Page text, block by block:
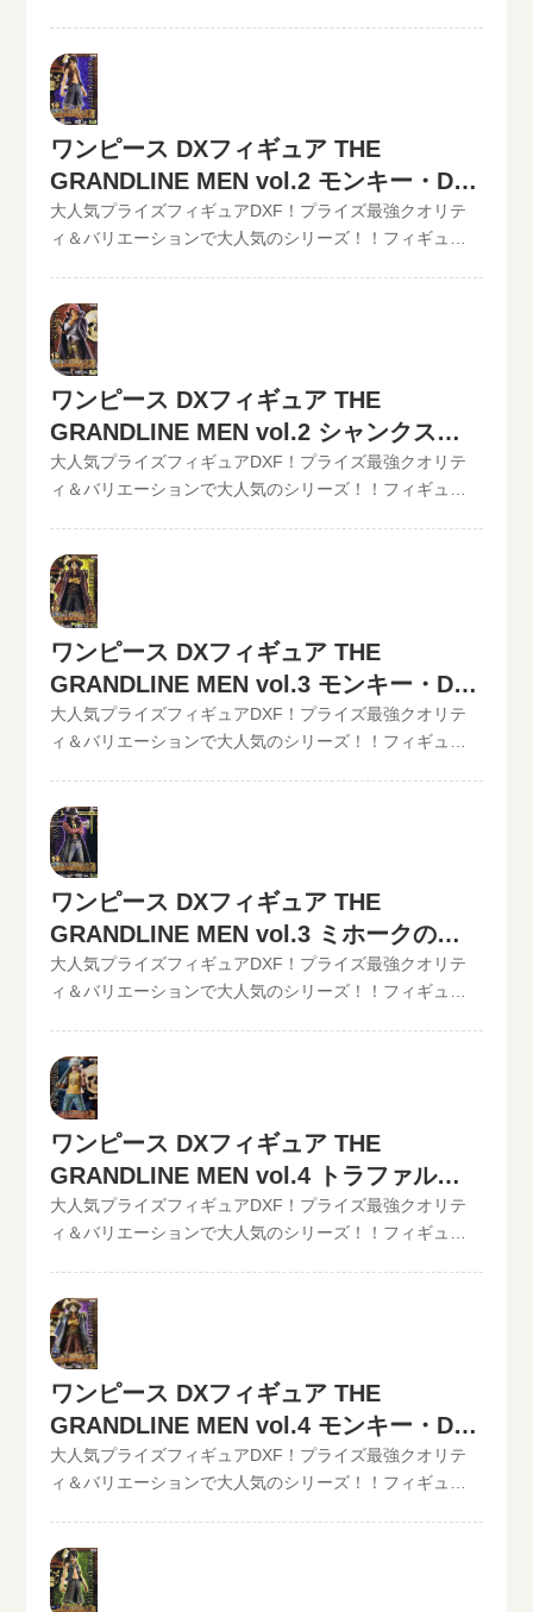
封）ご入力いただけます。下記のような入力方法でも仮
買取査定が可能です。といまる。開催中の買取キャンペ
ーン情報
現。ベルトやナイフ等の小物に至るまで細やかな彩色を
施しています。 この他のワンピースDXフィギュアの最新
買取価格はコチラから↓その他【POP】【フィギュアーツ
ZERO】など、ワンピースフィギュア買取価格はコチラか
ら↓かんたん買取査定の仮買取査定金額に納得したら、無
料宅配キット申し込みフォームからお申込みください。
といまるから送料無料の宅配キットが届いたら、ダンボ
域は、日本全国どこからでもお買取り可能です！買取査
定価格の振込手数料など全て無料です。JANコード入力で
更に具体的な金額が分かります。かんたん買取査定はJAN
コードのみでの仮買取査定可能!!状態も（開封品or未開
封）ご入力いただけます。下記のような入力方法でも仮
買取査定が可能です。といまる。開催中の買取キャンペ
取中！！2022/06/07更新！《現在、各買取価格表の更新
が遅れているものがありますが、ご依頼頂いた買取査定
は全て最新の相場で改めて買取査定致しますのでご安心
ください。》ワンピース DXフィギュア THE
GRANDLINE MEN vol.1 モンキー・D・ルフィ現在の買取
価格は1,000円（未開封の場合）リアルなディテールを追
求し、キャラクターの男らしさを表現した 「組立式DXフ
感じさせます。服の色も渋めに彩色 この他のワンピース
DXフィギュアの最新買取価格はコチラから↓その他
【POP】【フィギュアーツZERO】など、ワンピースフィ
ギュア買取価格はコチラから↓かんたん買取査定の仮買取
査定金額に納得したら、無料宅配キット申し込みフォー
ムからお申込みください。といまるから送料無料の宅配
キットが届いたら、ダンボールに商品を詰めて、送るだ
れます！宅配買取可能地域は、日本全国どこからでもお
買取り可能です！買取査定価格の振込手数料など全て無
料です。JANコード入力で更に具体的な金額が分かりま
す。かんたん買取査定はJANコードのみでの仮買取査定可
能!!状態も（開封品or未開封）ご入力いただけます。下記
のような入力方法でも仮買取査定が可能です。といま
ワンピース DXフィギュア THE
GRANDLINE MEN vol.2 モンキー・D・
ルフィの買取価格
大人気プライズフィギュアDXF！プライズ最強クオリテ
ィ＆バリエーションで大人気のシリーズ！！フィギュア
取中！！2022/06/07更新！《現在、各買取価格表の更新
が遅れているものがありますが、ご依頼頂いた買取査定
は全て最新の相場で改めて買取査定致しますのでご安心
ください。》ワンピース DXフィギュア THE
GRANDLINE MEN vol.2 モンキー・D・ルフィ現在の買取
価格は1,000円（未開封の場合）◆◆◆◆◆◆◆◆◆◆◆
この他のワンピースDXフィギュアの最新買取価格はコチ
取査定の仮買取査定金額に納得したら、無料宅配キット
申し込みフォームからお申込みください。といまるから
送料無料の宅配キットが届いたら、ダンボールに商品を
詰めて、送るだけ。自宅から出ることなく、お売りにな
りたいものが売れます！宅配買取可能地域は、日本全国
どこからでもお買取り可能です！買取査定価格の振込手
数料など全て無料です。JANコード入力で更に具体的な金
仮買取査定可能!!状態も（開封品or未開封）ご入力いただ
けます。下記のような入力方法でも仮買取査定が可能で
す。といまる。開催中の買取キャンペーン情報
ワンピース DXフィギュア THE
GRANDLINE MEN vol.2 シャンクスの
買取価格
大人気プライズフィギュアDXF！プライズ最強クオリテ
ィ＆バリエーションで大人気のシリーズ！！フィギュア
取中！！2022/06/07更新！《現在、各買取価格表の更新
が遅れているものがありますが、ご依頼頂いた買取査定
は全て最新の相場で改めて買取査定致しますのでご安心
ください。》ワンピース DXフィギュア THE
GRANDLINE MEN vol.2 シャンクス現在の買取価格は
1,000円（未開封の場合）◆◆◆◆◆◆◆◆◆◆◆ この他
のワンピースDXフィギュアの最新買取価格はコチラから↓
仮買取査定金額に納得したら、無料宅配キット申し込み
フォームからお申込みください。といまるから送料無料
の宅配キットが届いたら、ダンボールに商品を詰めて、
送るだけ。自宅から出ることなく、お売りになりたいも
のが売れます！宅配買取可能地域は、日本全国どこから
でもお買取り可能です！買取査定価格の振込手数料など
全て無料です。JANコード入力で更に具体的な金額が分か
定可能!!状態も（開封品or未開封）ご入力いただけます。
下記のような入力方法でも仮買取査定が可能です。とい
まる。開催中の買取キャンペーン情報
ワンピース DXフィギュア THE
GRANDLINE MEN vol.3 モンキー・D・
ルフィの買取価格
大人気プライズフィギュアDXF！プライズ最強クオリテ
ィ＆バリエーションで大人気のシリーズ！！フィギュア
取中！！2022/06/07更新！《現在、各買取価格表の更新
が遅れているものがありますが、ご依頼頂いた買取査定
は全て最新の相場で改めて買取査定致しますのでご安心
ください。》ワンピース DXフィギュア THE
GRANDLINE MEN vol.3 モンキー・D・ルフィ現在の買取
価格は1,000円（未開封の場合）◆◆◆◆◆◆◆◆◆◆◆
この他のワンピースDXフィギュアの最新買取価格はコチ
取査定の仮買取査定金額に納得したら、無料宅配キット
申し込みフォームからお申込みください。といまるから
送料無料の宅配キットが届いたら、ダンボールに商品を
詰めて、送るだけ。自宅から出ることなく、お売りにな
りたいものが売れます！宅配買取可能地域は、日本全国
どこからでもお買取り可能です！買取査定価格の振込手
数料など全て無料です。JANコード入力で更に具体的な金
けます。下記のような入力方法でも仮買取査定が可能で
す。といまる。開催中の買取キャンペーン情報
ワンピース DXフィギュア THE
GRANDLINE MEN vol.3 ミホークの買
取価格
大人気プライズフィギュアDXF！プライズ最強クオリテ
ィ＆バリエーションで大人気のシリーズ！！フィギュア
取中！！2022/06/07更新！《現在、各買取価格表の更新
が遅れているものがありますが、ご依頼頂いた買取査定
は全て最新の相場で改めて買取査定致しますのでご安心
ください。》ワンピース DXフィギュア THE
GRANDLINE MEN vol.3 ミホーク現在の買取価格は1,500
円（未開封の場合）◆◆◆◆◆◆◆◆◆◆◆ この他のワ
ンピースDXフィギュアの最新買取価格はコチラから↓その
取査定金額に納得したら、無料宅配キット申し込みフォ
ームからお申込みください。といまるから送料無料の宅
配キットが届いたら、ダンボールに商品を詰めて、送る
だけ。自宅から出ることなく、お売りになりたいものが
売れます！宅配買取可能地域は、日本全国どこからでも
お買取り可能です！買取査定価格の振込手数料など全て
無料です。JANコード入力で更に具体的な金額が分かりま
のような入力方法でも仮買取査定が可能です。といま
る。開催中の買取キャンペーン情報
ワンピース DXフィギュア THE
GRANDLINE MEN vol.4 トラファルガ
ー・ローの買取価格
大人気プライズフィギュアDXF！プライズ最強クオリテ
ィ＆バリエーションで大人気のシリーズ！！フィギュア
取中！！2022/06/07更新！《現在、各買取価格表の更新
が遅れているものがありますが、ご依頼頂いた買取査定
は全て最新の相場で改めて買取査定致しますのでご安心
ください。》ワンピース DXフィギュア THE
GRANDLINE MEN vol.4 トラファルガー・ロー現在の買
取価格は1,000円（未開封の場合）
◆◆◆◆◆◆◆◆◆◆◆ この他のワンピースDXフィギュ
コチラから↓かんたん買取査定の仮買取査定金額に納得し
たら、無料宅配キット申し込みフォームからお申込みく
ワンピース DXフィギュア THE
GRANDLINE MEN vol.4 モンキー・D・
ルフィの買取価格
大人気プライズフィギュアDXF！プライズ最強クオリテ
ィ＆バリエーションで大人気のシリーズ！！フィギュア
取中！！2022/06/07更新！《現在、各買取価格表の更新
が遅れているものがありますが、ご依頼頂いた買取査定